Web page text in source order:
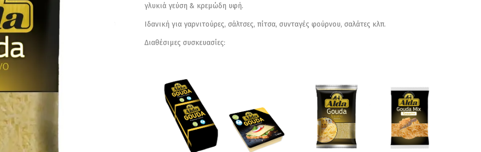
γλυκιά γεύση & κρεμώδη υφή.
Ιδανική για γαρνιτούρες, σάλτσες, πίτσα, συνταγές φούρνου, σαλάτες κλπ.
Διαθέσιμες συσκευασίες: